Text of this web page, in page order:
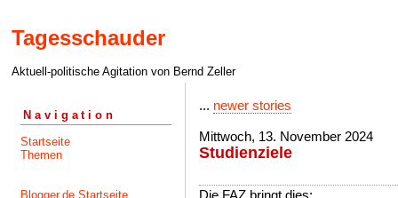
Tagesschauder
Aktuell-politische Agitation von Bernd Zeller
Navigation
Startseite
Themen
Blogger.de Startseite
... newer stories
Mittwoch, 13. November 2024
Studienziele
Die FAZ bringt dies: